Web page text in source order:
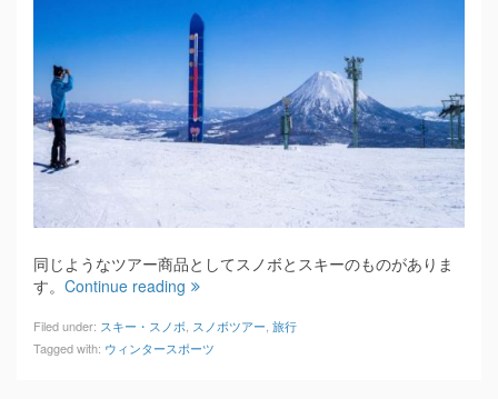
同じようなツアー商品としてスノボとスキーのものがありま
す。 Continue reading
Filed under: スキー・スノボ スノボツアー 旅行
Tagged with: ウィンタースポーツ